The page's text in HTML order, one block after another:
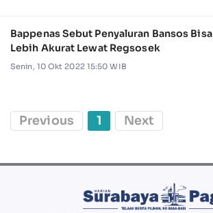
Bappenas Sebut Penyaluran Bansos Bisa
Lebih Akurat Lewat Regsosek
Senin, 10 Okt 2022 15:50 WIB
Previous 1 Next